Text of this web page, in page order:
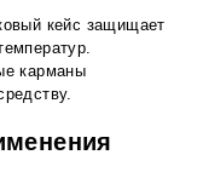
кейс защищает
карманы